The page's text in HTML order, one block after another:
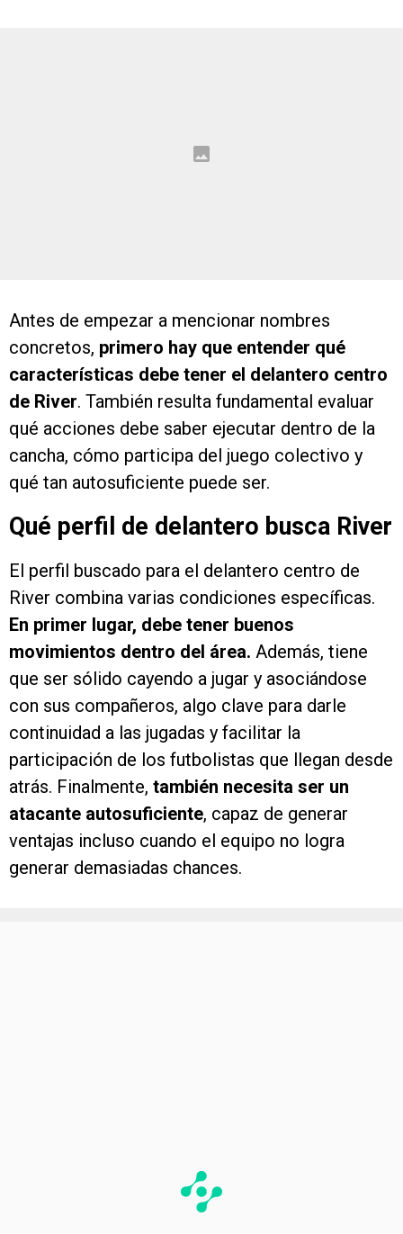
Antes de empezar a mencionar nombres
concretos, primero hay que entender qué
características debe tener el delantero centro
de River. También resulta fundamental evaluar
qué acciones debe saber ejecutar dentro de la
cancha, cómo participa del juego colectivo y
qué tan autosuficiente puede ser.
Qué perfil de delantero busca River
El perfil buscado para el delantero centro de
River combina varias condiciones específicas.
En primer lugar, debe tener buenos
movimientos dentro del área. Además, tiene
que ser sólido cayendo a jugar y asociándose
con sus compañeros, algo clave para darle
continuidad a las jugadas y facilitar la
participación de los futbolistas que llegan desde
atrás. Finalmente, también necesita ser un
atacante autosuficiente, capaz de generar
ventajas incluso cuando el equipo no logra
generar demasiadas chances.